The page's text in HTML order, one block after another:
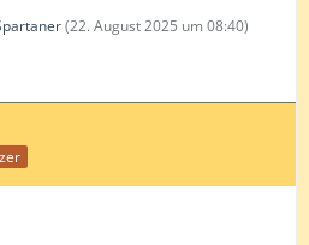
(22. August 2025 um 08:40)